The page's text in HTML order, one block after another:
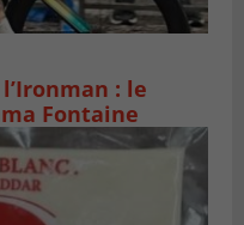
: le
Fontaine